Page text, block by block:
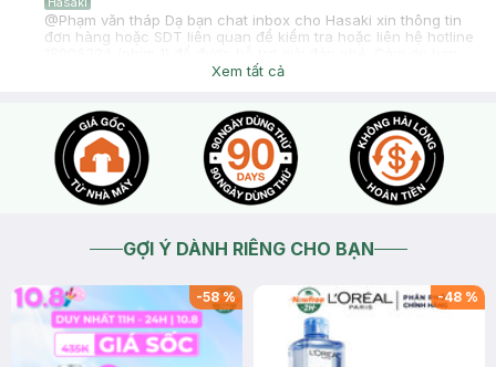
@Phạm văn tháp Dạ bạn chat inbox cho Hasaki xin thông tin
đơn hàng hoặc SDT liên quan để kiểm tra hoặc liên hệ hotline
đã tin tưởng và mua sắm tại Hasaki!
Phạm văn tháp
Shop có giải quyết vấn đề đổi sezi k
2026-06-20 Thích
Phạm văn tháp
Alo
Do nhận địa điểm cty nên không kiểm tra được
Phạm văn tháp
Mình lấy size L nên rộng quá xin tư vẫn đổi trả để size vừa
hơn
2026-06-19Thích0
Xem tất cả
GỢI Ý DÀNH RIÊNG CHO BẠN
-58% -48 %